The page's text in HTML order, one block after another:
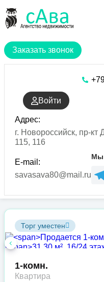
основному
Заказать звонок
Войти
Адрес:
г. Новороссийск, пр-
115, 116
E-mail:
savasava80@mail.ru
Мы
Торг уместен
1-комн.
Квартира